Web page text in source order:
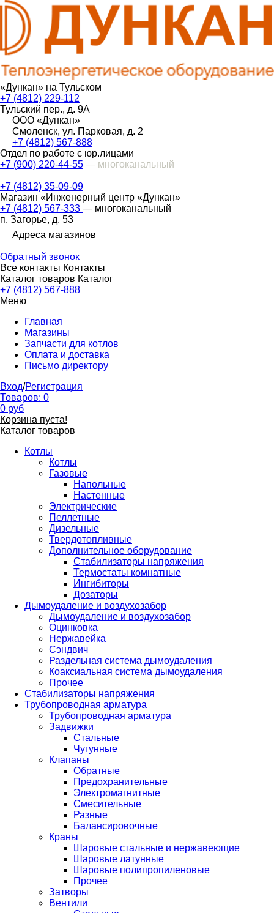
«Дункан» на Тульском
+7 (4812) 229-112
Тульский пер., д. 9А
ООО «Дункан»
Смоленск, ул. Парковая, д. 2
+7 (4812) 567-888
Отдел по работе с юр.лицами
+7 (900) 220-44-55 — многоканальный
+7 (4812) 35-09-09
Магазин «Инженерный центр «Дункан»
+7 (4812) 567-333 — многоканальный
п. Загорье, д. 53
Адреса магазинов
Обратный звонок
Все контакты Контакты
Каталог товаров Каталог
+7 (4812) 567-888
Меню
Главная
Магазины
Запчасти для котлов
Оплата и доставка
Письмо директору
Вход/Регистрация
Товаров: 0
0 руб
Корзина пуста!
Каталог товаров
Котлы
Котлы
Газовые
Напольные
Настенные
Электрические
Пеллетные
Дизельные
Твердотопливные
Дополнительное оборудование
Стабилизаторы напряжения
Термостаты комнатные
Ингибиторы
Дозаторы
Дымоудаление и воздухозабор
Дымоудаление и воздухозабор
Оцинковка
Нержавейка
Сэндвич
Раздельная система дымоудаления
Коаксиальная система дымоудаления
Прочее
Стабилизаторы напряжения
Трубопроводная арматура
Трубопроводная арматура
Задвижки
Стальные
Чугунные
Клапаны
Обратные
Предохранительные
Электромагнитные
Смесительные
Разные
Балансировочные
Краны
Шаровые стальные и нержавеющие
Шаровые латунные
Шаровые полипропиленовые
Прочее
Затворы
Вентили